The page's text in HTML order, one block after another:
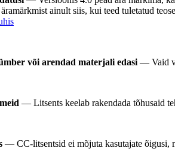
ainult siis, kui teed tuletatud
või arendad materjali edasi — Vaid
— Litsents keelab rakendada tõhusaid
— CC-litsentsid ei mõjuta kasutajate õigusi,